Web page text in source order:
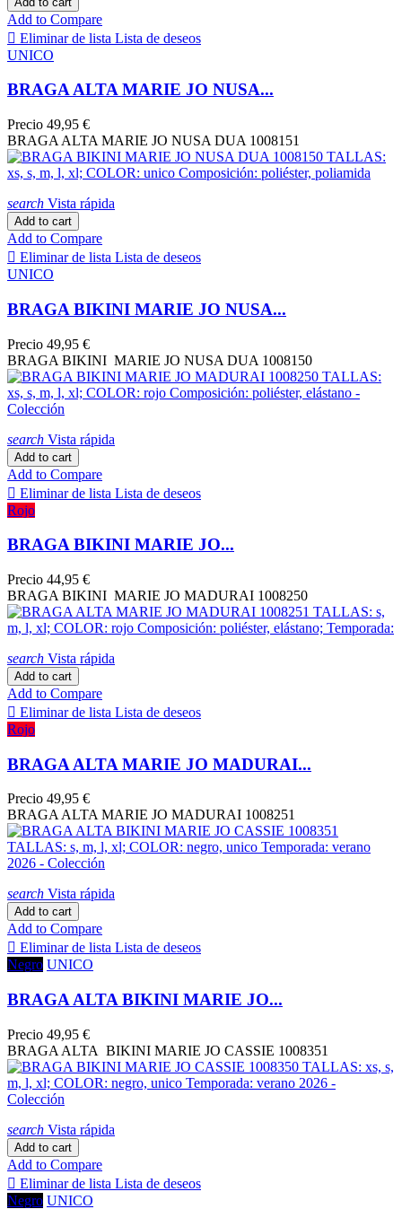
Add to Compare
 Eliminar de lista Lista de deseos
UNICO
BRAGA ALTA MARIE JO NUSA...
Precio 49,95 €
BRAGA ALTA MARIE JO NUSA DUA 1008151
search Vista rápida
Add to cart
Add to Compare
 Eliminar de lista Lista de deseos
UNICO
BRAGA BIKINI MARIE JO NUSA...
Precio 49,95 €
BRAGA BIKINI MARIE JO NUSA DUA 1008150
search Vista rápida
Add to cart
Add to Compare
 Eliminar de lista Lista de deseos
Rojo
BRAGA BIKINI MARIE JO...
Precio 44,95 €
BRAGA BIKINI MARIE JO MADURAI 1008250
search Vista rápida
Add to cart
Add to Compare
 Eliminar de lista Lista de deseos
Rojo
BRAGA ALTA MARIE JO MADURAI...
Precio 49,95 €
BRAGA ALTA MARIE JO MADURAI 1008251
search Vista rápida
Add to cart
Add to Compare
 Eliminar de lista Lista de deseos
Negro UNICO
BRAGA ALTA BIKINI MARIE JO...
Precio 49,95 €
BRAGA ALTA BIKINI MARIE JO CASSIE 1008351
search Vista rápida
Add to cart
Add to Compare
 Eliminar de lista Lista de deseos
Negro UNICO